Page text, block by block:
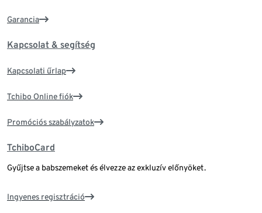
Garancia
Kapcsolat & segítség
Kapcsolati űrlap
Tchibo Online fiók
Promóciós szabályzatok
TchiboCard
Gyűjtse a babszemeket és élvezze az exkluzív előnyöket.
Ingyenes regisztráció